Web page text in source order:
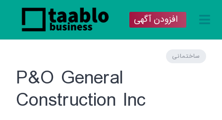
افزودن آگهی
ساختمانی
P&O General
Construction Inc